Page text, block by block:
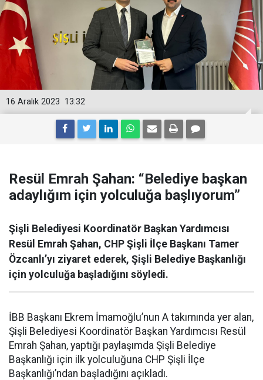
13:32
16 Aralık 2023
Resül Emrah Şahan: “Belediye başkan
adaylığım için yolculuğa başlıyorum”
Şişli Belediyesi Koordinatör Başkan Yardımcısı
Resül Emrah Şahan, CHP Şişli İlçe Başkanı Tamer
Özcanlı’yı ziyaret ederek, Şişli Belediye Başkanlığı
için yolculuğa başladığını söyledi.
İBB Başkanı Ekrem İmamoğlu’nun A takımında yer alan,
Şişli Belediyesi Koordinatör Başkan Yardımcısı Resül
Emrah Şahan, yaptığı paylaşımda Şişli Belediye
Başkanlığı için ilk yolculuğuna CHP Şişli İlçe
Başkanlığı’ndan başladığını açıkladı.